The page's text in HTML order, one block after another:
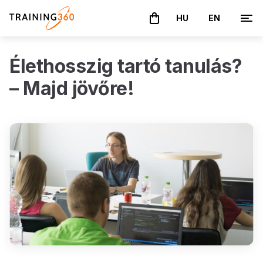
A kosár üres
HU EN
Élethosszig tartó tanulás?
– Majd jövőre!